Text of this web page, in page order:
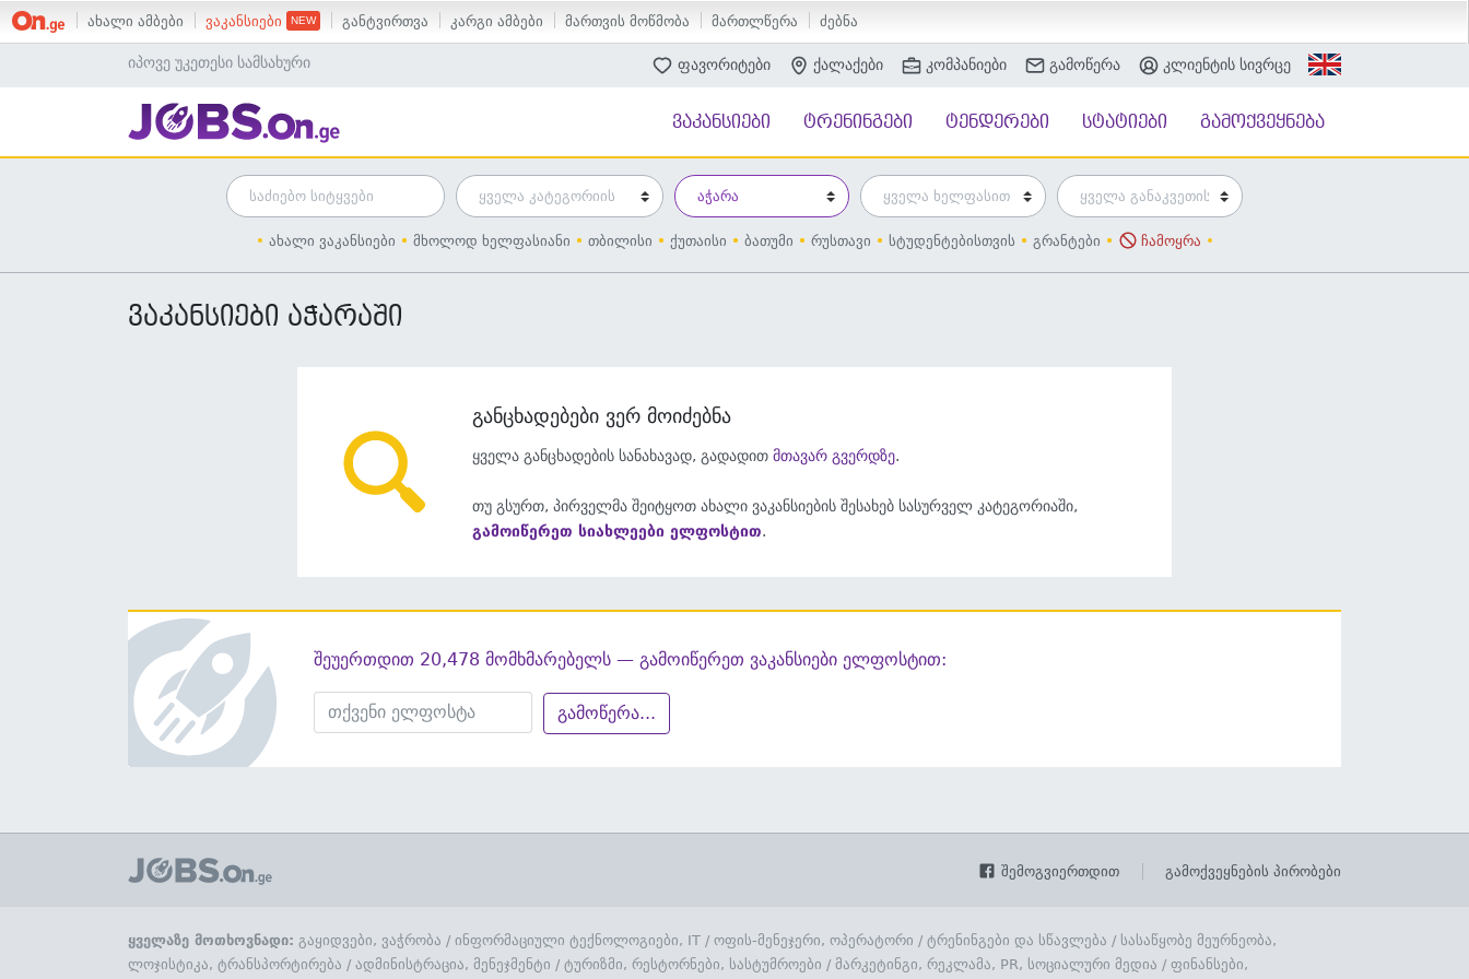
ახალი ამბები ვაკანსიები განტვირთვა კარგი ამბები მართვის მოწმობა მართლწერა ძებნა
იპოვე უკეთესი სამსახური ფავორიტები ქალაქები კომპანიები გამოწერა კლიენტის სივრცე
ვაკანსიები ტრენინგები ტენდერები სტატიები გამოქვეყნება
ახალი ვაკანსიები მხოლოდ ხელფასიანი თბილისი ქუთაისი ბათუმი რუსთავი სტუდენტებისთვის გრანტები ჩამოყრა
ვაკანსიები აჭარაში
განცხადებები ვერ მოიძებნა
ყველა განცხადების სანახავად, გადადით მთავარ გვერდზე.
თუ გსურთ, პირველმა შეიტყოთ ახალი ვაკანსიების შესახებ სასურველ კატეგორიაში,
გამოიწერეთ სიახლეები ელფოსტით.
შეუერთდით 20,478 მომხმარებელს — გამოიწერეთ ვაკანსიები ელფოსტით:
გამოწერა...
შემოგვიერთდით გამოქვეყნების პირობები
ყველაზე მოთხოვნადი: გაყიდვები, ვაჭრობა / ინფორმაციული ტექნოლოგიები, IT / ოფის-მენეჯერი, ოპერატორი / ტრენინგები და სწავლება / სასაწყობე მეურნეობა,
ლოჯისტიკა, ტრანსპორტირება / ადმინისტრაცია, მენეჯმენტი / ტურიზმი, რესტორნები, სასტუმროები / მარკეტინგი, რეკლამა, PR, სოციალური მედია / ფინანსები,